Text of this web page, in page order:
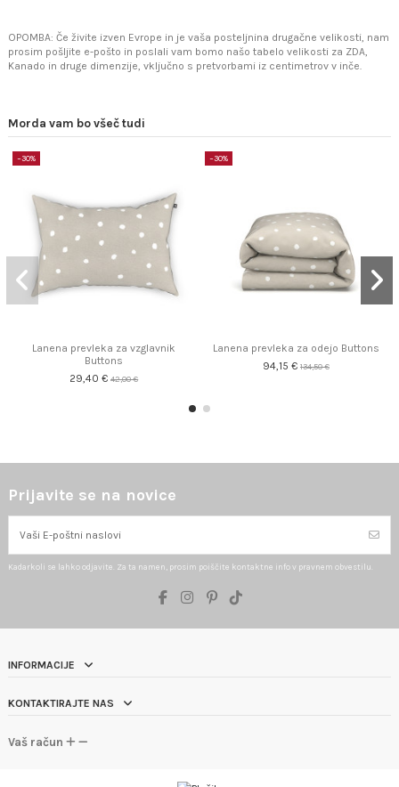
OPOMBA: Če živite izven Evrope in je vaša posteljnina drugačne velikosti, nam
prosim pošljite e-pošto in poslali vam bomo našo tabelo velikosti za ZDA,
Kanado in druge dimenzije, vključno s pretvorbami iz centimetrov v inče.
Morda vam bo všeč tudi
−30%
Lanena prevleka za vzglavnik
Buttons
29,40 €42,00 €
−30%
Lanena prevleka za odejo Buttons
94,15 € 134,50 €
Prijavite se na novice
Kadarkoli se lahko odjavite. Za ta namen, prosim poiščite kontaktne info v pravnem obvestilu.
INFORMACIJE
KONTAKTIRAJTE NAS
Vaš račun